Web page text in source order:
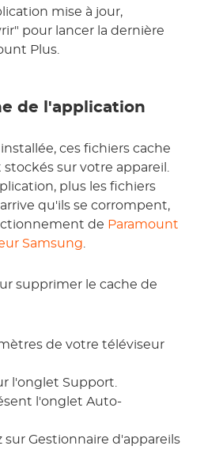
mise à jour,
pour lancer la dernière
Plus.
de l'application
ces fichiers cache
sur votre appareil.
plus les fichiers
qu'ils se corrompent,
de Paramount
Samsung
supprimer le cache de
de votre téléviseur
l'onglet Support.
l'onglet Auto-
sur Gestionnaire d'appareils